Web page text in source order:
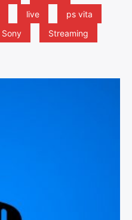
live
ps vita
Sony Streaming